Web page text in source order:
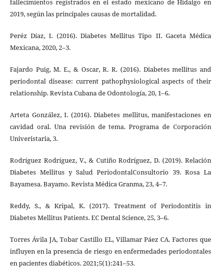
fallecimientos registrados en el estado mexicano de Hidalgo en
2019, según las principales causas de mortalidad.
Peréz Díaz, I. (2016). Diabetes Mellitus Tipo II. Gaceta Médica
Mexicana, 2020, 2–3.
Fajardo Puig, M. E., & Oscar, R. R. (2016). Diabetes mellitus and
periodontal disease: current pathophysiological aspects of their
relationship. Revista Cubana de Odontología, 20, 1–6.
Arteta González, I. (2016). Diabetes mellitus, manifestaciones en
cavidad oral. Una revisión de tema. Programa de Corporación
Univeristaria, 3.
Rodríguez Rodríguez, V., & Cutiño Rodríguez, D. (2019). Relación
Diabetes Mellitus y Salud PeriodontalConsultorio 39. Rosa La
Bayamesa. Bayamo. Revista Médica Granma, 23, 4–7.
Reddy, S., & Kripal, K. (2017). Treatment of Periodontitis in
Diabetes Mellitus Patients. EC Dental Science, 25, 3–6.
Torres Ávila JA, Tobar Castillo EL, Villamar Páez CA. Factores que
influyen en la presencia de riesgo en enfermedades periodontales
en pacientes diabéticos. 2021;5(1):241–53.